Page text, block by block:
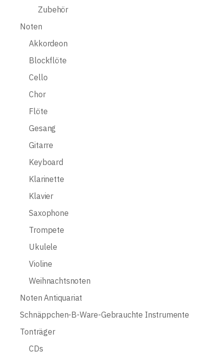
Zubehör
Noten
Akkordeon
Blockflöte
Cello
Chor
Flöte
Gesang
Gitarre
Keyboard
Klarinette
Klavier
Saxophone
Trompete
Ukulele
Violine
Weihnachtsnoten
Noten Antiquariat
Schnäppchen-B-Ware-Gebrauchte Instrumente
Tonträger
CDs